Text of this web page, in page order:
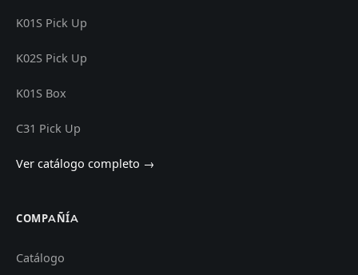
K01S Pick Up
K02S Pick Up
K01S Box
C31 Pick Up
Ver catálogo completo →
COMPAÑÍA
Catálogo